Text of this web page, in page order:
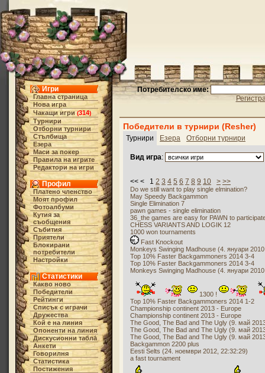
Игри
Главна страница
Нова игра
Чакащи игри (314)
Турнири
Отборни турнири
Стълбища
Езера
Маси за покер
Правила на игрите
Редактори на игри
Профил
Платено членство
Моят профил
Фотоалбуми
Кутия за
съобщения
Събития
Приятели
Блокирани
потребители
Настройки
Статистики
Какво ново
Победители
Рейтинги
Списък с играчи
Дружества
Кой е на линия
Опоненти на линия
Дискусионни табла́
Анкети
Говорилня
Статистика
Постижения
Потребителско име:
Победители в турнири (Resher)
Турнири Езера Отборни турнири
Вид игра:
<< < 1 2 3 4 5 6 7 8 9 10 > >>
Do we still want to play single elmination?
May Speedy Backgammon
Single Elimination 7
pawn games - single elimination
36_the games are easy for PAWN to
CHESS VARIANTS AND LOGIK 12
1000 won tournaments
Fast Knockout
Monkeys Swinging Madhouse (4. януари
Top 10% Faster Backgammoners 2014 3-4
Top 10% Faster Backgammoners 2014 3-4
Monkeys Swinging Madhouse (4. януари
1300 !
Top 10% Faster Backgammoners 2014 1-2
Championship continent 2013 - Europe
Championship continent 2013 - Europe
The Good, The Bad and The Ugly (9. май
The Good, The Bad and The Ugly (9. май
The Good, The Bad and The Ugly (9. май
Backgammon 2200 plus
Eesti Selts (24. ноември 2012, 22:32:29)
a fast tournament